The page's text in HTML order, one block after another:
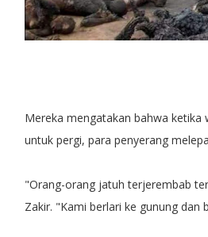
Mereka mengatakan bahwa ketika
untuk pergi, para penyerang
"Orang-orang jatuh terjerembab
Zakir. "Kami berlari ke gunung dan